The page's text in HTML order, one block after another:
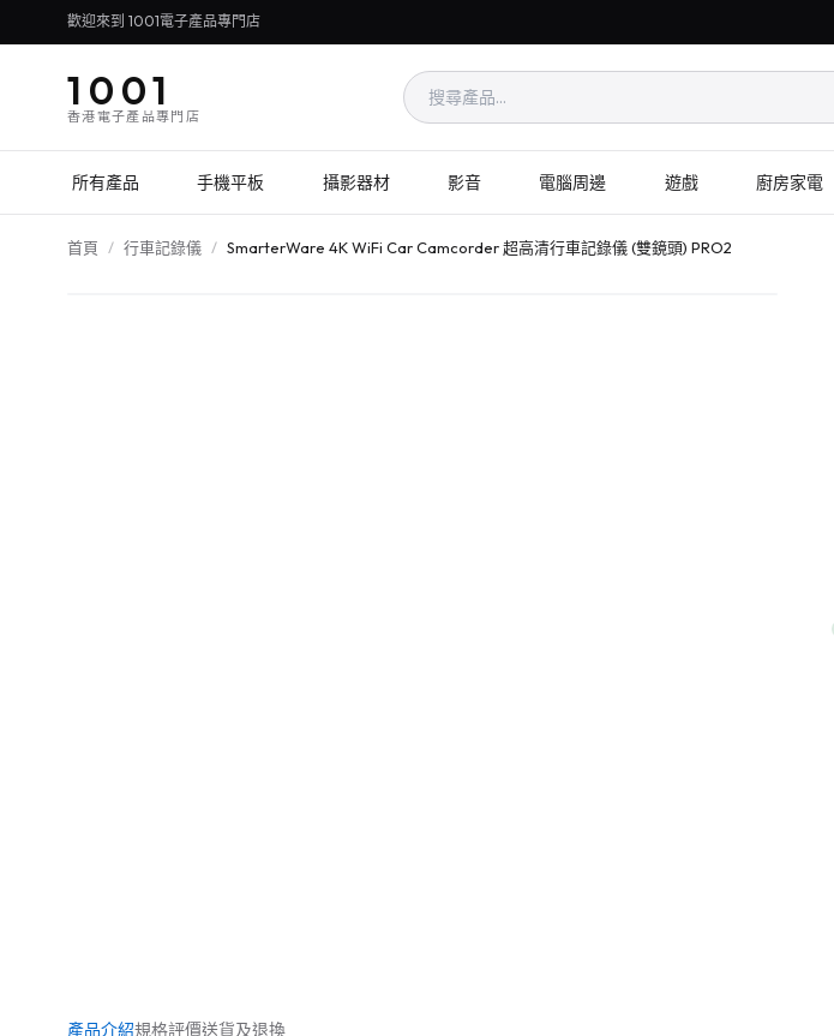
歡迎來到 1001電子產品專門店
1001
香港電子產品專門店
所有產品 手機平板 攝影器材 影音 電腦周邊 遊戲 廚房家電
首頁 / 行車記錄儀 / SmarterWare 4K WiFi Car Camcorder 超高清行車記錄儀 (雙鏡頭) PRO2
產品介紹規格評價送貨及退換